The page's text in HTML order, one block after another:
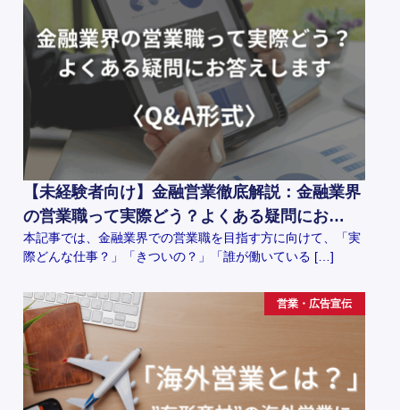
【未経験者向け】金融営業徹底解説：金融業界
の営業職って実際どう？よくある疑問にお…
本記事では、金融業界での営業職を目指す方に向けて、「実
際どんな仕事？」「きついの？」「誰が働いている […]
営業・広告宣伝